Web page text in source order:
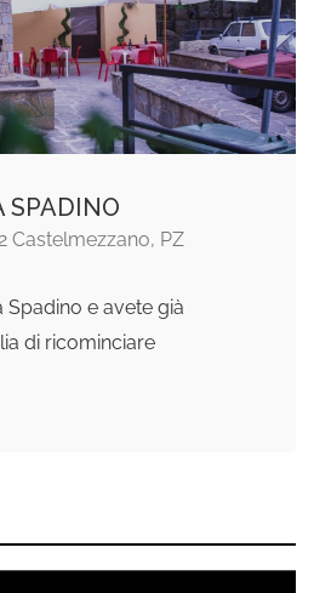
SPADINO
Castelmezzano, PZ
Spadino e avete già
di ricominciare